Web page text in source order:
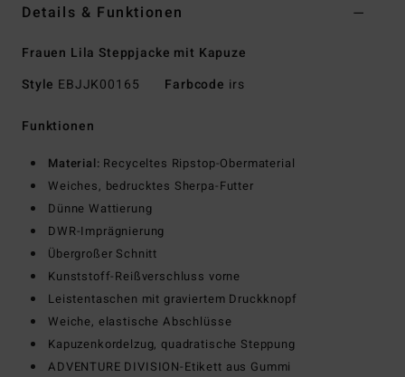
Details & Funktionen
Frauen Lila Steppjacke mit Kapuze
Style EBJJK00165 Farbcode irs
Funktionen
Material: Recyceltes Ripstop-Obermaterial
Weiches, bedrucktes Sherpa-Futter
Dünne Wattierung
DWR-Imprägnierung
Übergroßer Schnitt
Kunststoff-Reißverschluss vorne
Leistentaschen mit graviertem Druckknopf
Weiche, elastische Abschlüsse
Kapuzenkordelzug, quadratische Steppung
ADVENTURE DIVISION-Etikett aus Gummi